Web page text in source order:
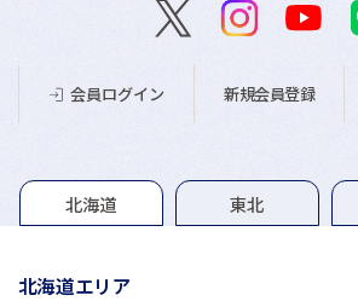
会員ログイン 新規会員登録
グループホテル一覧
北海道 東北
北海道エリア